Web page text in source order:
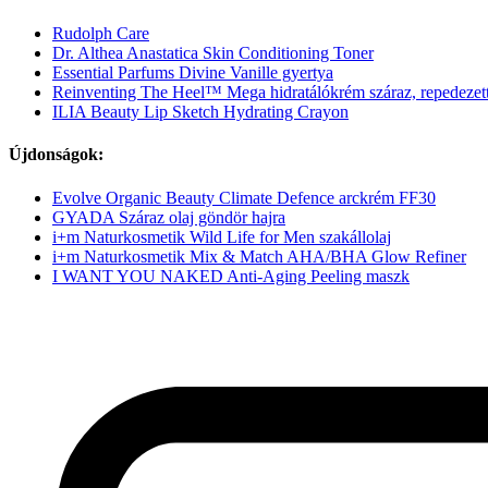
Rudolph Care
Dr. Althea Anastatica Skin Conditioning Toner
Essential Parfums Divine Vanille gyertya
Reinventing The Heel™ Mega hidratálókrém száraz,
ILIA Beauty Lip Sketch Hydrating Crayon
Újdonságok:
Evolve Organic Beauty Climate Defence arckrém FF30
GYADA Száraz olaj göndör hajra
i+m Naturkosmetik Wild Life for Men szakállolaj
i+m Naturkosmetik Mix & Match AHA/BHA Glow Refiner
I WANT YOU NAKED Anti-Aging Peeling maszk